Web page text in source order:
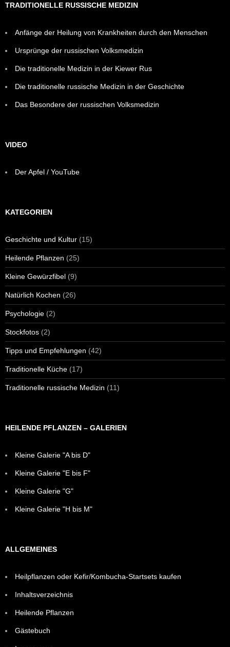
TRADITIONELLE RUSSISCHE MEDIZIN
Anfänge der Heilung von Krankheiten durch den Menschen
Ursprünge der russischen Volksmedizin
Die traditionelle Medizin in der Kiewer Rus
Die traditionelle russische Medizin in der Geschichte
Das Besondere der russischen Volksmedizin
VIDEO
Der Apfel / YouTube
KATEGORIEN
Geschichte und Kultur (15)
Heilende Pflanzen (25)
Kleine Gewürzfibel (9)
Natürlich Kochen (26)
Psychologie (2)
Stockfotos (2)
Tipps und Empfehlungen (42)
Traditionelle Küche (17)
Traditionelle russische Medizin (11)
HEILENDE PFLANZEN – GALERIEN
Kleine Galerie "A bis D"
Kleine Galerie "E bis F"
Kleine Galerie "G"
Kleine Galerie "H bis M"
ALLGEMEINES
Heilpflanzen oder Kefir/Kombucha-Startsets kaufen
Inhaltsverzeichnis
Heilende Pflanzen
Gästebuch